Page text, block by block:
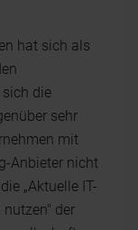
hat sich als
sich die
sehr
mit
Anbieter nicht
„Aktuelle IT-
der